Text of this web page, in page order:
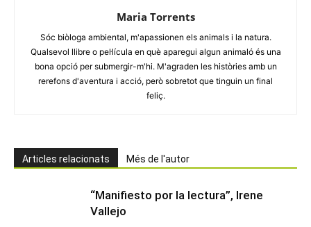
Maria Torrents
Sóc biòloga ambiental, m'apassionen els animals i la natura.
Qualsevol llibre o pel·lícula en què aparegui algun animaló és una
bona opció per submergir-m'hi. M'agraden les històries amb un
rerefons d'aventura i acció, però sobretot que tinguin un final
feliç.
Articles relacionats Més de l'autor
“Manifiesto por la lectura”, Irene
Vallejo